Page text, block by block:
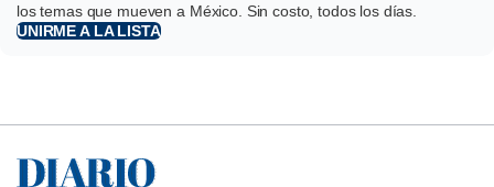
los temas que mueven a México. Sin costo, todos los días.
UNIRME A LA LISTA